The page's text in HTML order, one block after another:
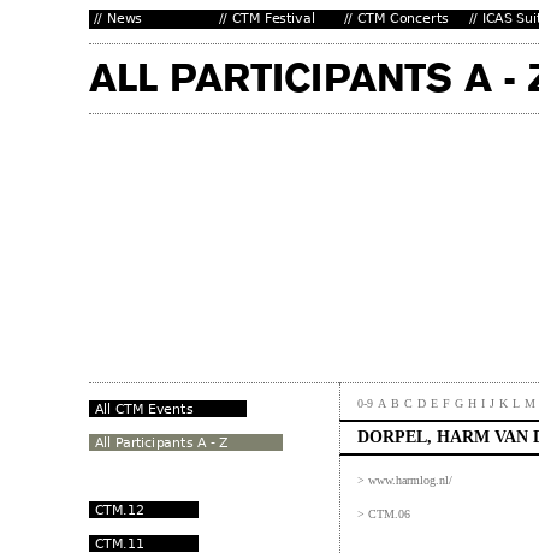
0-9 A B C D E F G H I J K L M
DORPEL, HARM VAN
> www.harmlog.nl/
> CTM.06